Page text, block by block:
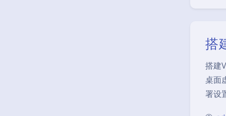
搭
搭建
桌面
署设